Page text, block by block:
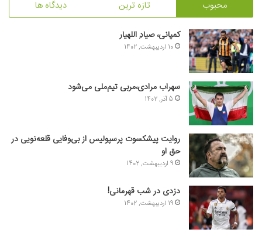
محبوب تازه ترین دیدگاه ها
کمپانی، صیادِ اللهیار
10 اردیبهشت, 1402
سهراب مرادی،مربی تیم‌ملی می‌شود
5 آذر, 1402
روایت پیشکسوت پرسپولیس از بی‌وفایی قلعه‌نویی در
حق او
9 اردیبهشت, 1402
دزدی در شب قهرمانی!
19 اردیبهشت, 1402